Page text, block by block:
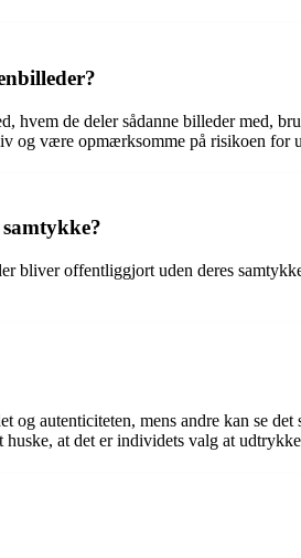
hvem de deler sådanne billeder med,
og være opmærksomme på risikoen for
bliver offentliggjort uden deres
autenticiteten, mens andre kan se
at det er individets valg at